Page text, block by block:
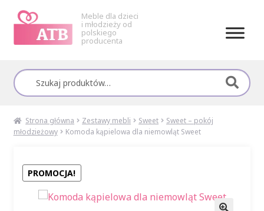
nawigacji
treści
Meble dla dzieci
i młodzieży od
polskiego
producenta
Szukaj:
Strona główna Zestawy mebli Sweet
Sweet – pokój
młodzieżowy
Komoda kąpielowa dla niemowląt Sweet
PROMOCJA!